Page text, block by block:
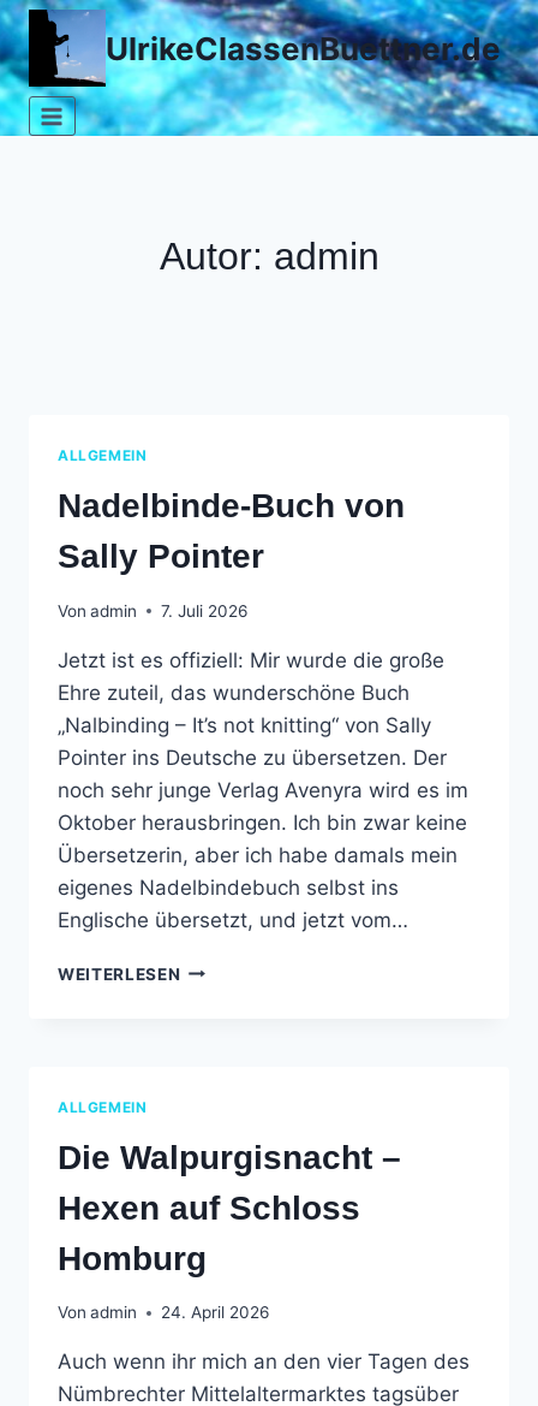
Zum
Inhalt
springen
UlrikeClassenBuettner.de
Autor: admin
ALLGEMEIN
Nadelbinde-Buch von
Sally Pointer
Von admin 7. Juli 2026
Jetzt ist es offiziell: Mir wurde die große
Ehre zuteil, das wunderschöne Buch
„Nalbinding – It’s not knitting“ von Sally
Pointer ins Deutsche zu übersetzen. Der
noch sehr junge Verlag Avenyra wird es im
Oktober herausbringen. Ich bin zwar keine
Übersetzerin, aber ich habe damals mein
eigenes Nadelbindebuch selbst ins
Englische übersetzt, und jetzt vom…
WEITERLESEN NADELBINDE-
ALLGEMEIN
Die Walpurgisnacht –
Hexen auf Schloss
Homburg
Von admin 24. April 2026
Auch wenn ihr mich an den vier Tagen des
Nümbrechter Mittelaltermarktes tagsüber